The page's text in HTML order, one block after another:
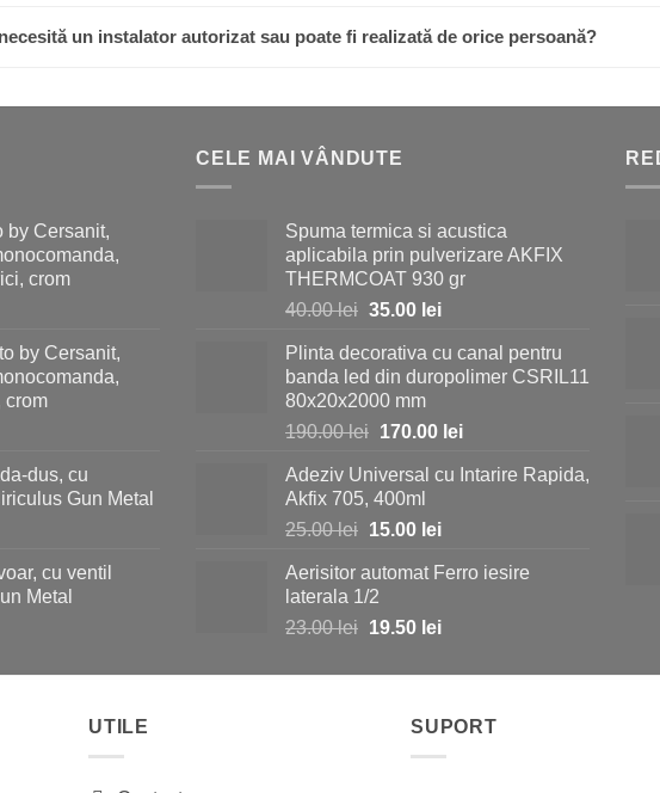
un instalator autorizat sau poate fi realizată de orice persoană?
by Cersanit,
crom
by Cersanit,
crom
dus, cu
Gun Metal
cu ventil
Metal
CELE MAI VÂNDUTE
Spuma termica si acustica
aplicabila prin pulverizare AKFIX
THERMCOAT 930 gr
40.00lei Prețul
a
fost:
40.00 lei.
35.00 leiPrețul
este:
35.00 lei.
Plinta decorativa cu canal pentru
banda led din duropolimer CSRIL11
80x20x2000 mm
190.00lei Prețul
a
fost:
190.00 lei.
170.00 leiPrețul
este:
Adeziv Universal cu Intarire Rapida,
Akfix 705, 400ml
25.00lei Prețul
a
fost:
25.00 lei.
15.00 leiPrețul
este:
Aerisitor automat Ferro iesire
laterala 1/2
23.00lei Prețul
a
23.00 lei.
19.50 leiPrețul
este:
UTILE SUPORT